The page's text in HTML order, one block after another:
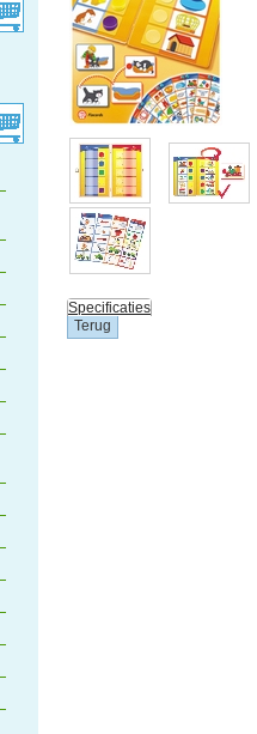
Specificaties